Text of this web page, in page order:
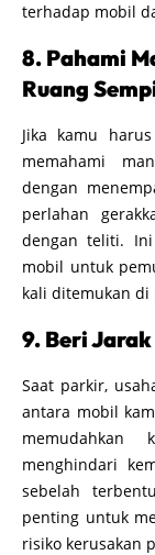
terhadap mobil
8. Pahami
Ruang
Jika kamu
memahami
dengan
perlahan
dengan teliti.
mobil untuk
kali ditemukan di
9. Beri
Saat parkir,
antara mobil
menghindari
sebelah
penting untuk
risiko kerusakan